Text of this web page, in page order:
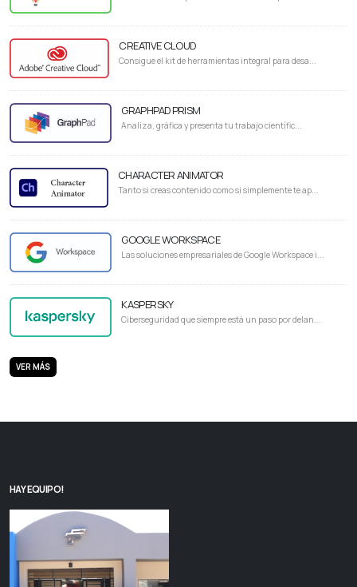
CREATIVE CLOUD
Consigue el kit de herramientas integral para desa...
GRAPHPAD PRISM
Analiza, gráfica y presenta tu trabajo científic...
CHARACTER ANIMATOR
Tanto si creas contenido como si simplemente te ap...
GOOGLE WORKSPACE
Las soluciones empresariales de Google Workspace i...
KASPERSKY
Ciberseguridad que siempre está un paso por delan...
VER MÁS
HAY EQUIPO!